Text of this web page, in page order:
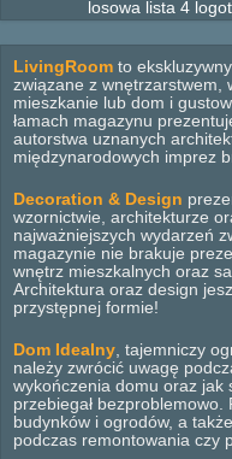
losowa lista 4
LivingRoom to
związane z wnętrzarstwem,
mieszkanie lub dom i
łamach magazynu
autorstwa uznanych
międzynarodowych imprez
Decoration & Design
wzornictwie, architekturze
najważniejszych wydarzeń
magazynie nie brakuje
wnętrz mieszkalnych oraz
Architektura oraz design
przystępnej formie!
Dom Idealny , tajemniczy
należy zwrócić uwagę
wykończenia domu oraz jak
przebiegał
budynków i ogrodów, a
podczas remontowania czy